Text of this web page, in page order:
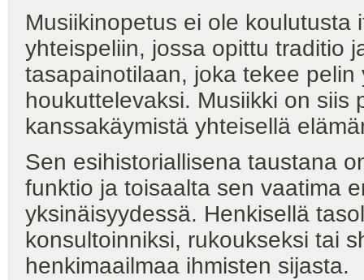
Musiikinopetus ei ole
yhteispeliin, jossa opittu traditio
tasapainotilaan, joka tekee
houkuttelevaksi. Musiikki on siis
kanssakäymistä yhteisellä
Sen esihistoriallisena taustana
funktio ja toisaalta sen vaatima
yksinäisyydessä. Henkisellä
konsultoinniksi, rukoukseksi tai
henkimaailmaa ihmisten sijasta.